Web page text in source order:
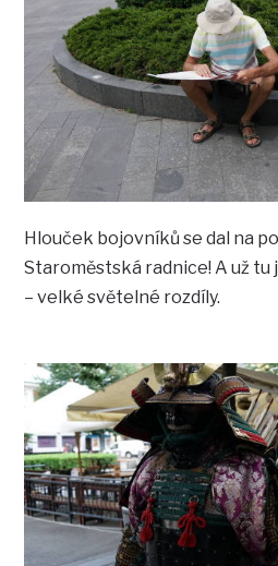
Hlouček bojovníků se dal na
Staroměstská radnice! A už
– velké světelné rozdíly.